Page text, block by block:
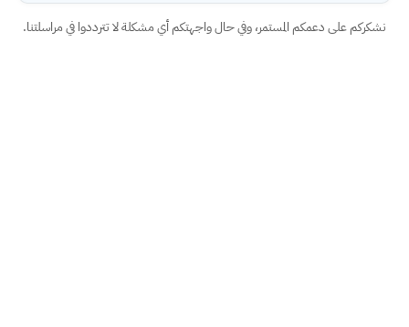
نشكركم على دعمكم المستمر، وفي حال واجهتكم أي مشكلة لا تترددوا في مراسلتنا.